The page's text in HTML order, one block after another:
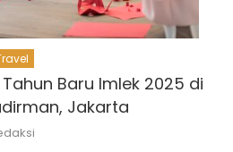
Baru Imlek 2025 di
Jakarta